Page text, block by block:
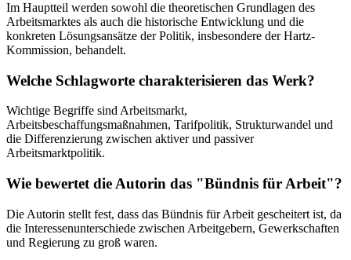
Im Hauptteil werden sowohl die theoretischen Grundlagen des
Arbeitsmarktes als auch die historische Entwicklung und die
konkreten Lösungsansätze der Politik, insbesondere der Hartz-
Kommission, behandelt.
Welche Schlagworte charakterisieren das Werk?
Wichtige Begriffe sind Arbeitsmarkt,
Arbeitsbeschaffungsmaßnahmen, Tarifpolitik, Strukturwandel und
die Differenzierung zwischen aktiver und passiver
Arbeitsmarktpolitik.
Wie bewertet die Autorin das "Bündnis für Arbeit"?
Die Autorin stellt fest, dass das Bündnis für Arbeit gescheitert ist, da
die Interessenunterschiede zwischen Arbeitgebern, Gewerkschaften
und Regierung zu groß waren.